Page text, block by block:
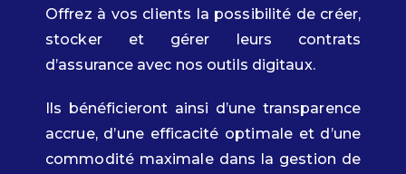
Offrez à vos clients la possibilité de créer,
stocker et gérer leurs contrats
d’assurance avec nos outils digitaux.
Ils bénéficieront ainsi d’une transparence
accrue, d’une efficacité optimale et d’une
commodité maximale dans la gestion de